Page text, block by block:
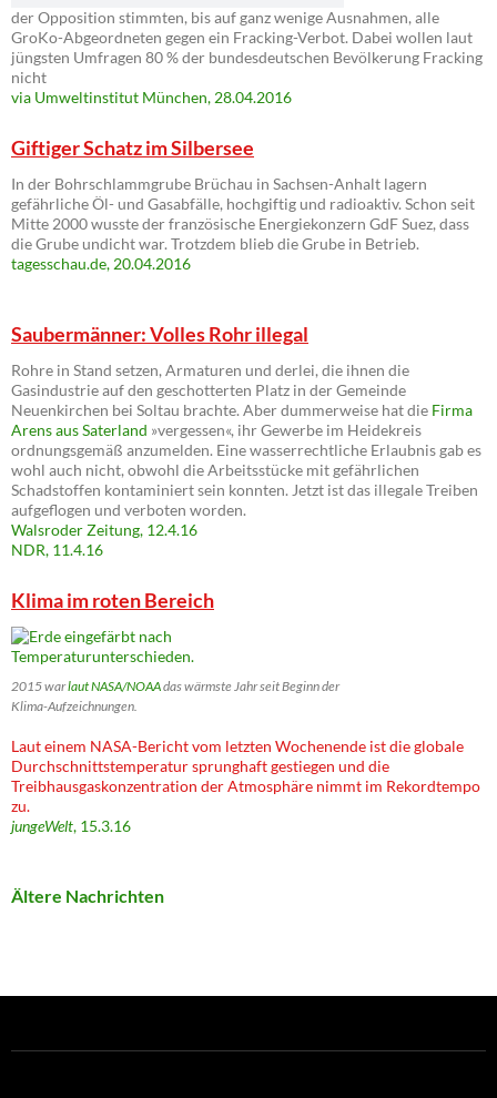
der Opposition stimmten, bis auf ganz wenige Ausnahmen, alle
GroKo-Abgeordneten gegen ein Fracking-Verbot. Dabei wollen laut
jüngsten Umfragen 80 % der bundesdeutschen Bevölkerung Fracking
nicht
via Umweltinstitut München, 28.04.2016
Giftiger Schatz im Silbersee
In der Bohrschlammgrube Brüchau in Sachsen-Anhalt lagern
gefährliche Öl- und Gasabfälle, hochgiftig und radioaktiv. Schon seit
Mitte 2000 wusste der französische Energiekonzern GdF Suez, dass
die Grube undicht war. Trotzdem blieb die Grube in Betrieb.
tagesschau.de, 20.04.2016
Saubermänner: Volles Rohr illegal
Rohre in Stand setzen, Armaturen und derlei, die ihnen die
Gasindustrie auf den geschotterten Platz in der Gemeinde
Neuenkirchen bei Soltau brachte. Aber dummerweise hat die Firma
Arens aus Saterland »vergessen«, ihr Gewerbe im Heidekreis
ordnungsgemäß anzumelden. Eine wasserrechtliche Erlaubnis gab es
wohl auch nicht, obwohl die Arbeitsstücke mit gefährlichen
Schadstoffen kontaminiert sein konnten. Jetzt ist das illegale Treiben
aufgeflogen und verboten worden.
Walsroder Zeitung, 12.4.16
NDR, 11.4.16
Klima im roten Bereich
2015 warlaut NASA/NOAAdas wärmste Jahr seit Beginn der
Klima-Aufzeichnungen.
Laut einem NASA-Bericht vom letzten Wochenende ist die globale
Durchschnittstemperatur sprunghaft gestiegen und die
Treibhausgaskonzentration der Atmosphäre nimmt im Rekordtempo
zu.
jungeWelt, 15.3.16
Ältere Nachrichten